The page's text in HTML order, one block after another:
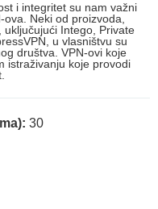
i integritet su nam važni
Neki od proizvoda,
Intego, Private
u vlasništvu su
društva. VPN-ovi koje
istraživanju koje provodi
30